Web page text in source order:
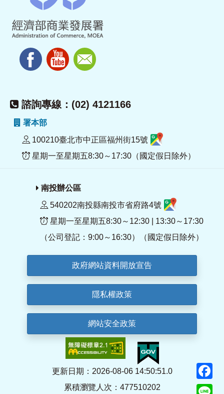
諮詢專線：(02) 4121166
署本部
100210臺北市中正區福州街15號
星期一至星期五8:30～17:30（國定假日除外）
南投辦公區
540202南投縣南投市省府路4號
星期一至星期五8:30～12:30 | 13:30～17:30
（公司登記：9:00～16:30）（國定假日除外）
政府網站資料開放宣告
隱私權政策
網站安全政策
更新日期：2026-08-06 14:50:51.0
累積瀏覽人次：477510202